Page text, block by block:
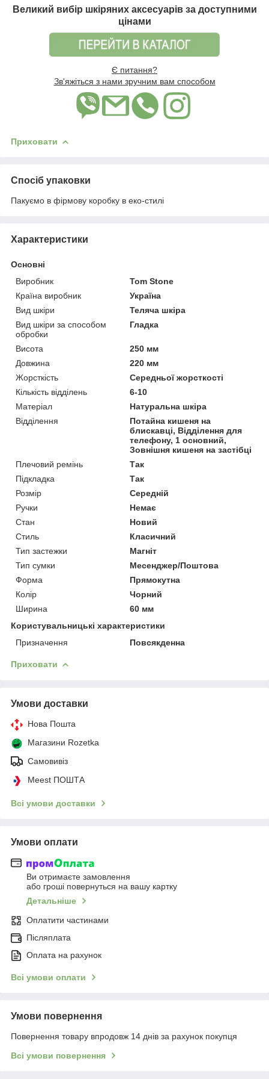
Великий вибір шкіряних аксесуарів за доступними
цінами
Є питання?
Зв'яжіться з нами зручним вам способом
Приховати
Спосіб упаковки
Пакуємо в фірмову коробку в еко-стилі
Характеристики
Основні
Виробник
Tom Stone
Країна виробник
Україна
Вид шкіри
Теляча шкіра
Вид шкіри за способом
обробки
Гладка
Висота
250 мм
Довжина
220 мм
Жорсткість
Середньої жорсткості
Кількість відділень
6-10
Матеріал
Натуральна шкіра
Відділення
Потайна кишеня на
блискавці, Відділення для
телефону, 1 основний,
Зовнішня кишеня на застібці
Плечовий ремінь
Так
Підкладка
Так
Розмір
Середній
Ручки
Немає
Стан
Новий
Стиль
Класичний
Тип застежки
Магніт
Тип сумки
Месенджер/Поштова
Форма
Прямокутна
Колір
Чорний
Ширина
60 мм
Користувальницькі характеристики
Призначення
Повсякденна
Приховати
Умови доставки
Нова Пошта
Магазини Rozetka
Самовивіз
Meest ПОШТА
Всі умови доставки
Умови оплати
Ви отримаєте замовлення
або гроші повернуться на вашу картку
Детальніше
Оплатити частинами
Післяплата
Оплата на рахунок
Всі умови оплати
Умови повернення
Повернення товару впродовж 14 днів за рахунок покупця
Всі умови повернення